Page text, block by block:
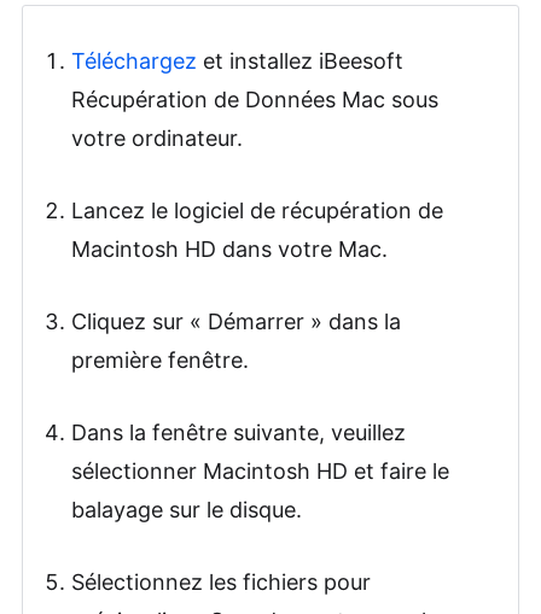
Téléchargez et installez iBeesoft
Récupération de Données Mac sous
votre ordinateur.
Lancez le logiciel de récupération de
Macintosh HD dans votre Mac.
Cliquez sur « Démarrer » dans la
première fenêtre.
Dans la fenêtre suivante, veuillez
sélectionner Macintosh HD et faire le
balayage sur le disque.
Sélectionnez les fichiers pour